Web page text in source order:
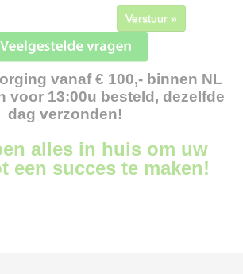
Verstuur »
vanaf € 100,- binnen NL
voor 13:00u besteld, dezelfde
dag verzonden!
alles in huis om uw
een succes te maken!